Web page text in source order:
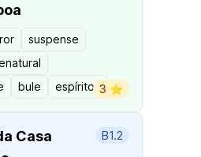
suspense
bule espíritos3 ⭐️
Casa
B1.2